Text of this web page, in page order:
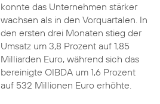
konnte das Unternehmen stärker
wachsen als in den Vorquartalen. In
den ersten drei Monaten stieg der
Umsatz um 3,8 Prozent auf 1,85
Milliarden Euro, während sich das
bereinigte OIBDA um 1,6 Prozent
auf 532 Millionen Euro erhöhte.